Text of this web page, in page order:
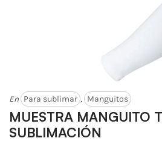
En Para sublimar , Manguitos
MUESTRA MANGUITO
SUBLIMACIÓN